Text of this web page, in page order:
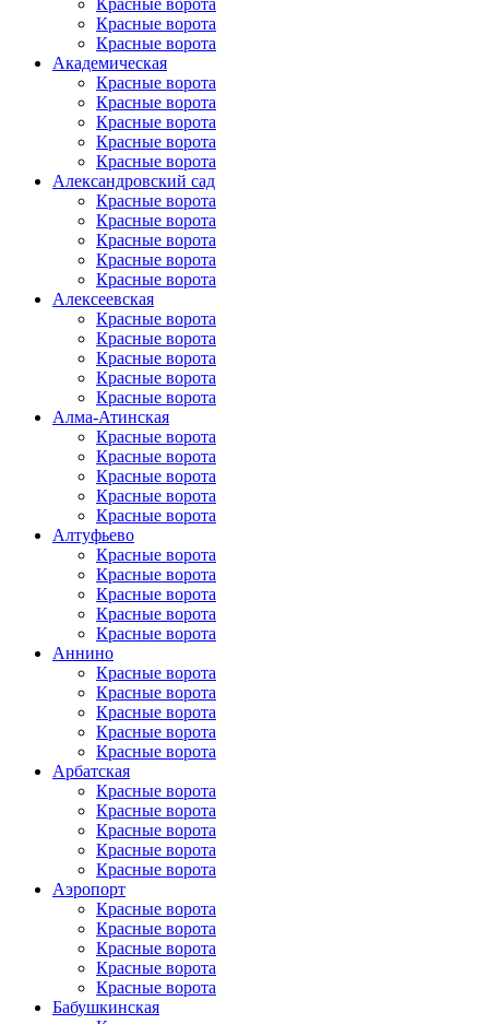
Красные ворота
Красные ворота
Красные ворота
Академическая
Красные ворота
Красные ворота
Красные ворота
Красные ворота
Красные ворота
Александровский сад
Красные ворота
Красные ворота
Красные ворота
Красные ворота
Красные ворота
Алексеевская
Красные ворота
Красные ворота
Красные ворота
Красные ворота
Красные ворота
Алма-Атинская
Красные ворота
Красные ворота
Красные ворота
Красные ворота
Красные ворота
Алтуфьево
Красные ворота
Красные ворота
Красные ворота
Красные ворота
Красные ворота
Аннино
Красные ворота
Красные ворота
Красные ворота
Красные ворота
Красные ворота
Арбатская
Красные ворота
Красные ворота
Красные ворота
Красные ворота
Красные ворота
Аэропорт
Красные ворота
Красные ворота
Красные ворота
Красные ворота
Красные ворота
Бабушкинская